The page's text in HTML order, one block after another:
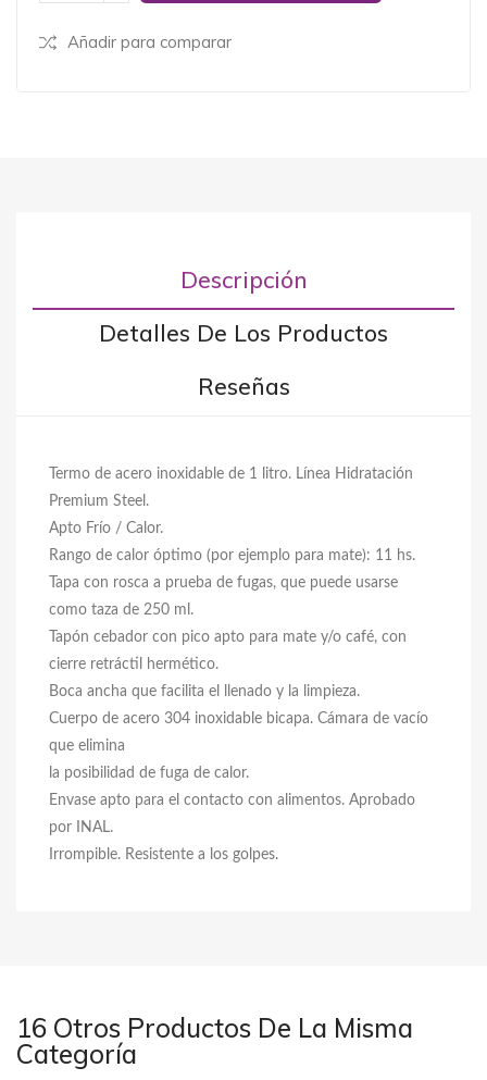
Añadir para comparar
Descripción
Detalles De Los Productos
Reseñas
Termo de acero inoxidable de 1 litro. Línea Hidratación
Premium Steel.
Apto Frío / Calor.
Rango de calor óptimo (por ejemplo para mate): 11 hs.
Tapa con rosca a prueba de fugas, que puede usarse
como taza de 250 ml.
Tapón cebador con pico apto para mate y/o café, con
cierre retráctil hermético.
Boca ancha que facilita el llenado y la limpieza.
Cuerpo de acero 304 inoxidable bicapa. Cámara de vacío
que elimina
la posibilidad de fuga de calor.
Envase apto para el contacto con alimentos. Aprobado
por INAL.
Irrompible. Resistente a los golpes.
16 Otros Productos De La Misma
Categoría